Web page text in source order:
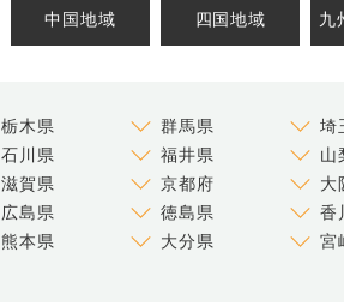
中国地域 四国地域 九
栃木県 群馬県
埼
石川県 福井県
山
滋賀県 京都府
大
広島県 徳島県
香
熊本県 大分県
宮